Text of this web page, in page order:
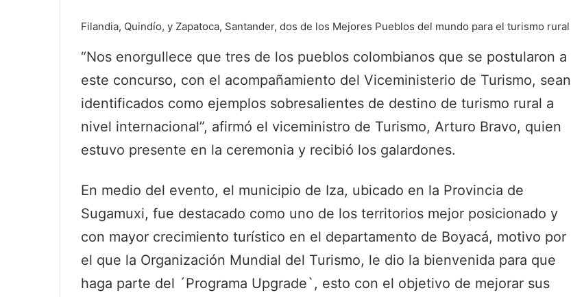
Filandia, Quindío, y Zapatoca, Santander, dos de los Mejores Pueblos del mundo para el turismo rural
“Nos enorgullece que tres de los pueblos colombianos que se postularon a
este concurso, con el acompañamiento del Viceministerio de Turismo, sean
identificados como ejemplos sobresalientes de destino de turismo rural a
nivel internacional”, afirmó el viceministro de Turismo, Arturo Bravo, quien
estuvo presente en la ceremonia y recibió los galardones.
En medio del evento, el municipio de Iza, ubicado en la Provincia de
Sugamuxi, fue destacado como uno de los territorios mejor posicionado y
con mayor crecimiento turístico en el departamento de Boyacá, motivo por
el que la Organización Mundial del Turismo, le dio la bienvenida para que
haga parte del ´Programa Upgrade`, esto con el objetivo de mejorar sus